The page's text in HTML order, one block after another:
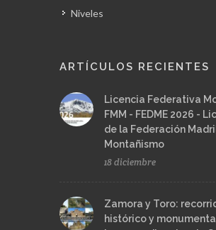
Niveles
ARTÍCULOS RECIENTES
Licencia Federativa
FMM - FEDME 2026 -
de la Federación
Montañismo
18 diciembre
Zamora y Toro:
histórico y